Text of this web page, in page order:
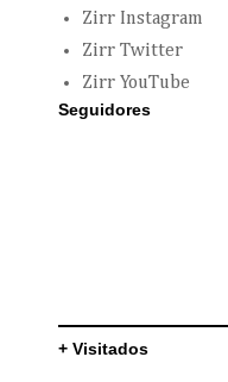
Zirr Instagram
Zirr Twitter
Zirr YouTube
Seguidores
+ Visitados